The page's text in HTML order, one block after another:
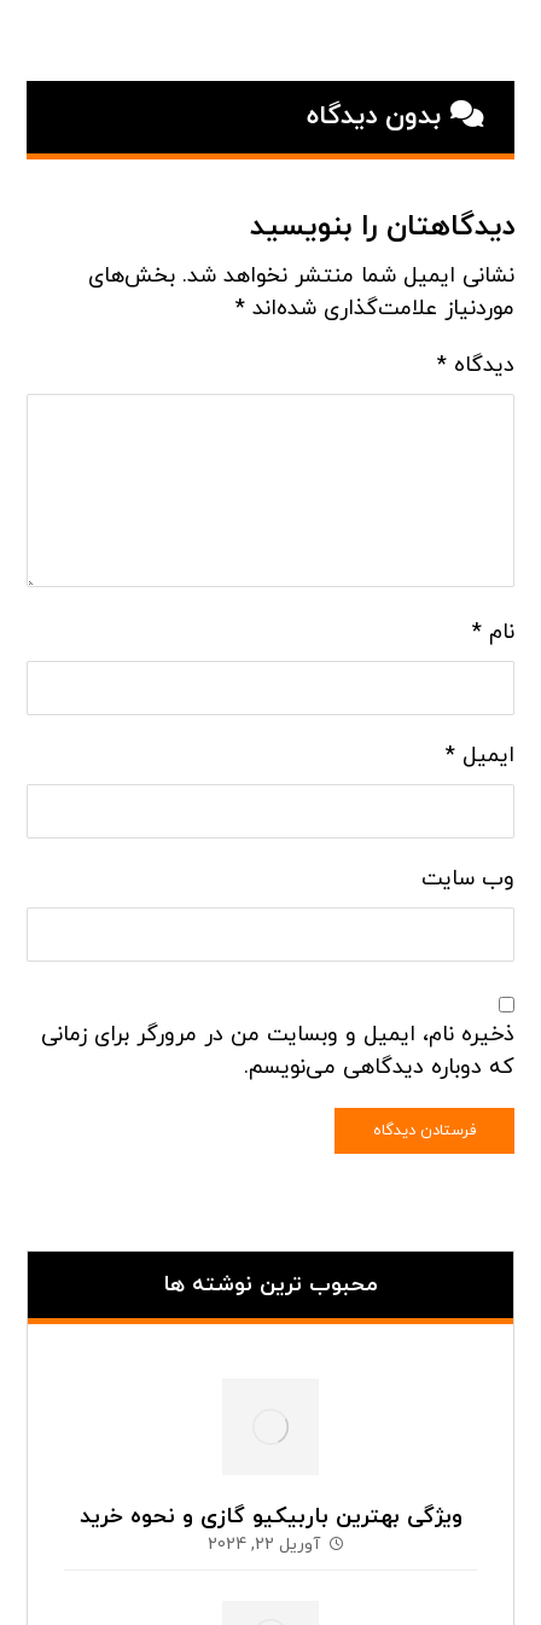
بدون دیدگاه
دیدگاهتان را بنویسید
نشانی ایمیل شما منتشر نخواهد شد. بخش‌های
موردنیاز علامت‌گذاری شده‌اند*
دیدگاه*
نام*
ایمیل*
وب‌ سایت
ذخیره نام، ایمیل و وبسایت من در مرورگر برای زمانی
که دوباره دیدگاهی می‌نویسم.
محبوب ترین نوشته ها
ویژگی بهترین باربیکیو گازی و نحوه خرید
آوریل 22, 2024